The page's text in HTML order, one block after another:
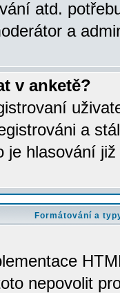
atd.
a
v anketě?
a
je hlasování
Formátování a
nepovolit